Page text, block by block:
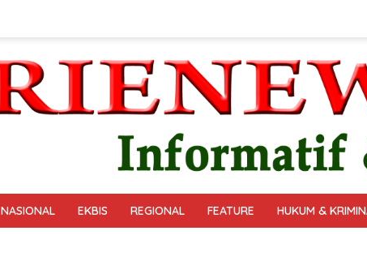
NASIONAL EKBIS REGIONAL FEATURE HUKUM &